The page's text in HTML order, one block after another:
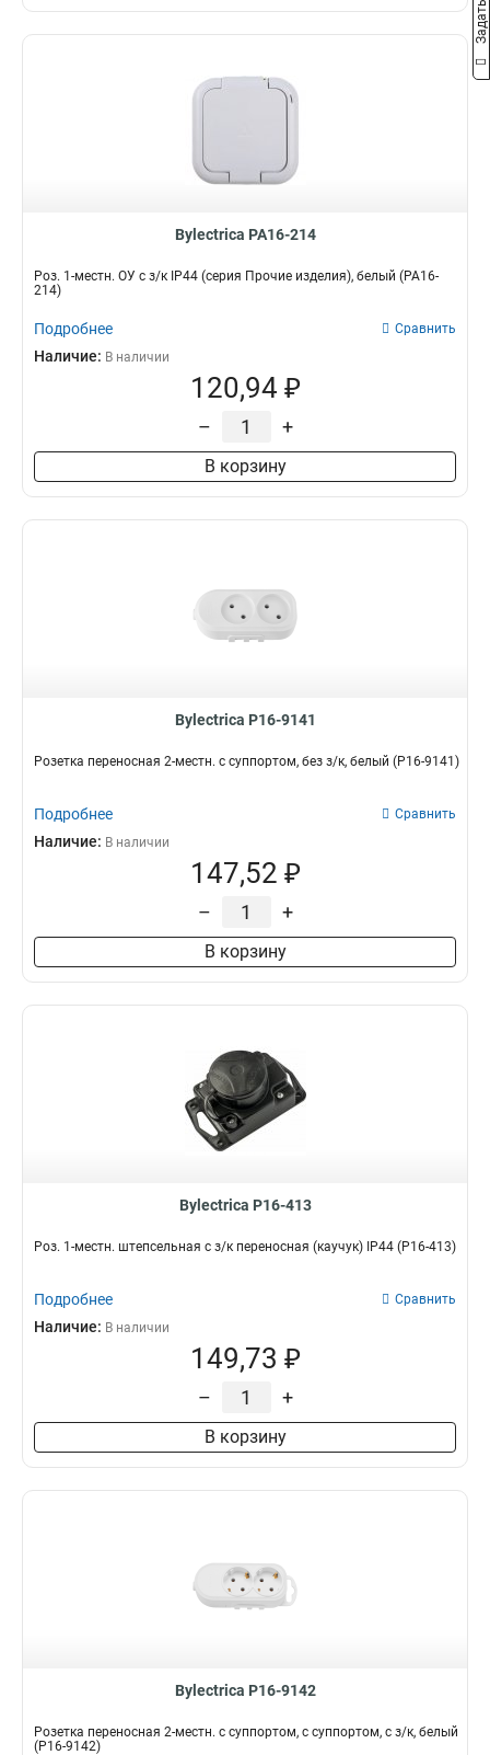
Bylectrica РА16-214
Роз. 1-местн. ОУ с з/к IP44 (серия Прочие изделия), белый (РА16-
214)
Подробнее Сравнить
Наличие: В наличии
120,94 ₽
– +
В корзину
Bylectrica Р16-9141
Розетка переносная 2-местн. с суппортом, без з/к, белый (Р16-9141)
Подробнее Сравнить
Наличие: В наличии
147,52 ₽
– +
В корзину
Bylectrica Р16-413
Роз. 1-местн. штепсельная с з/к переносная (каучук) IP44 (Р16-413)
Подробнее Сравнить
Наличие: В наличии
149,73 ₽
– +
В корзину
Bylectrica Р16-9142
Розетка переносная 2-местн. с суппортом, с суппортом, с з/к, белый
(Р16-9142)